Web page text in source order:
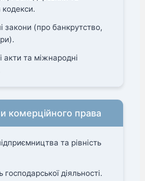
кодекси.
закони (про банкрутство,
акти та міжнародні
комерційного права
та рівність
господарської діяльності.